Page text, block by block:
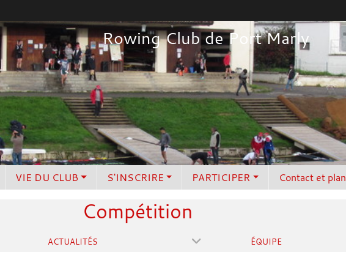
Rowing Club de Port Marly
VIE DU CLUB S'INSCRIRE PARTICIPER Contact et plan
Compétition
ACTUALITÉS ÉQUIPE